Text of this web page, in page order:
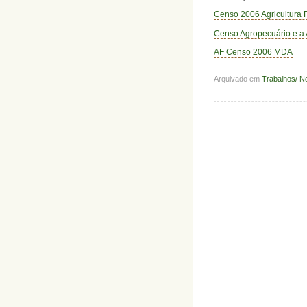
Censo 2006 Agricultura
Censo Agropecuário e
AF Censo 2006 MDA
Arquivado em Trabalhos/